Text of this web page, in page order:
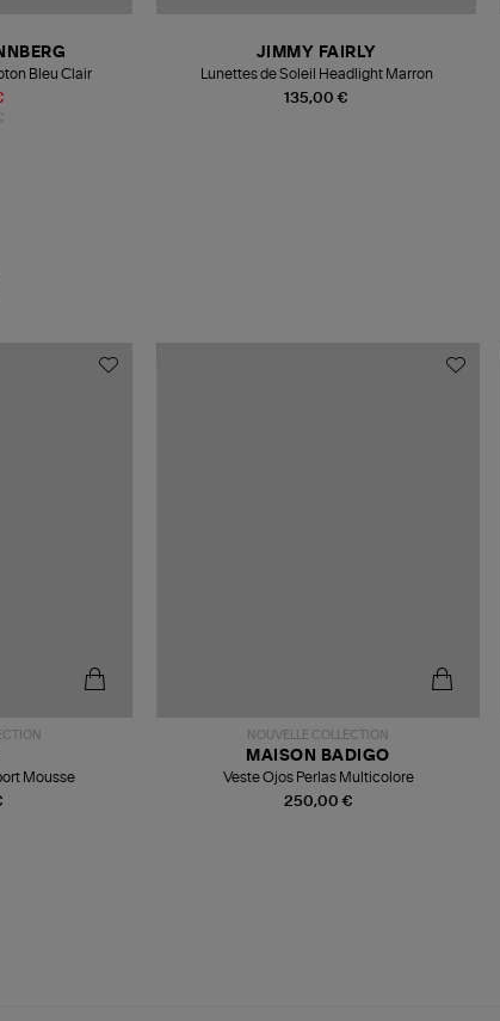
Bleu Clair
135,00 €
JIMMY FAIRLY
Lunettes de Soleil Headlight Marron
Mousse
NOUVELLE COLLECTION
250,00 €
MAISON BADIGO
Veste Ojos Perlas Multicolore